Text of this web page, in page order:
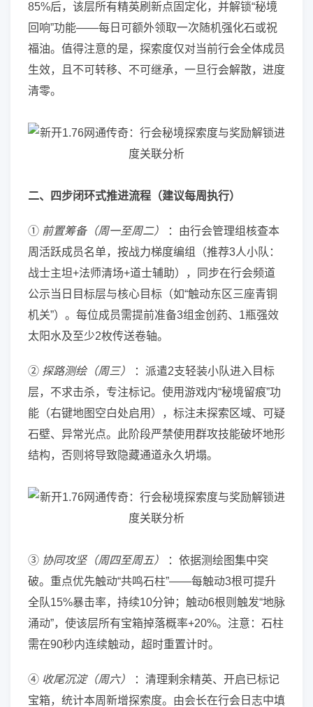
85%后，该层所有精英刷新点固定化，并解锁“秘境
回响”功能——每日可额外领取一次随机强化石或祝
福油。值得注意的是，探索度仅对当前行会全体成员
生效，且不可转移、不可继承，一旦行会解散，进度
清零。
二、四步闭环式推进流程（建议每周执行）
① 前置筹备（周一至周二）
：由行会管理组核查本
周活跃成员名单，按战力梯度编组（推荐3人小队：
战士主坦+法师清场+道士辅助），同步在行会频道
公示当日目标层与核心目标（如“触动东区三座青铜
机关”）。每位成员需提前准备3组金创药、1瓶强效
太阳水及至少2枚传送卷轴。
② 探路测绘（周三）
：派遣2支轻装小队进入目标
层，不求击杀，专注标记。使用游戏内“秘境留痕”功
能（右键地图空白处启用），标注未探索区域、可疑
石壁、异常光点。此阶段严禁使用群攻技能破坏地形
结构，否则将导致隐藏通道永久坍塌。
③ 协同攻坚（周四至周五）
：依据测绘图集中突
破。重点优先触动“共鸣石柱”——每触动3根可提升
全队15%暴击率，持续10分钟；触动6根则触发“地脉
涌动”，使该层所有宝箱掉落概率+20%。注意：石柱
需在90秒内连续触动，超时重置计时。
④ 收尾沉淀（周六）
：清理剩余精英、开启已标记
宝箱，统计本周新增探索度。由会长在行会日志中填